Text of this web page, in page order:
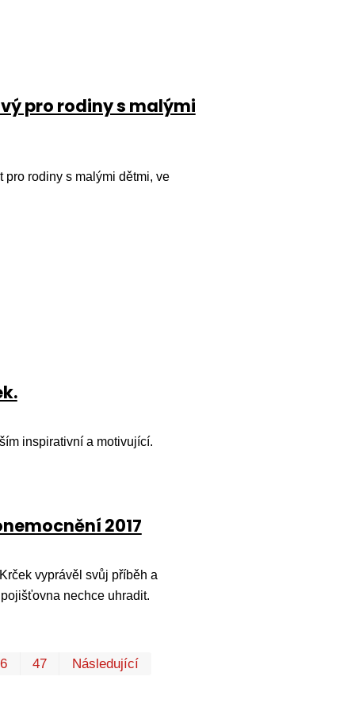
pro rodiny s malými
rodiny s malými dětmi, ve
inspirativní a motivující.
2017
vyprávěl svůj příběh a
nechce uhradit.
47 Následující